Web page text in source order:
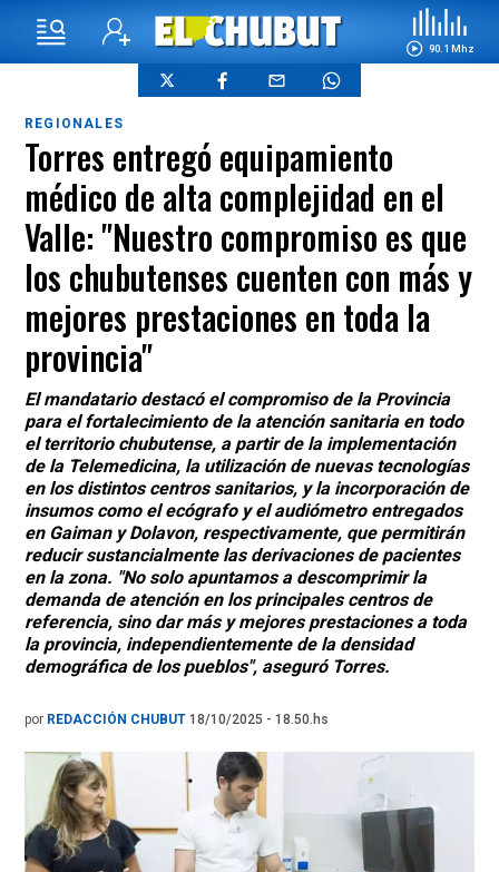
90.1 Mhz
REGIONALES
Torres entregó equipamiento
médico de alta complejidad en el
Valle: "Nuestro compromiso es que
los chubutenses cuenten con más y
mejores prestaciones en toda la
provincia"
El mandatario destacó el compromiso de la Provincia
para el fortalecimiento de la atención sanitaria en todo
el territorio chubutense, a partir de la implementación
de la Telemedicina, la utilización de nuevas tecnologías
en los distintos centros sanitarios, y la incorporación de
insumos como el ecógrafo y el audiómetro entregados
en Gaiman y Dolavon, respectivamente, que permitirán
reducir sustancialmente las derivaciones de pacientes
en la zona. "No solo apuntamos a descomprimir la
demanda de atención en los principales centros de
referencia, sino dar más y mejores prestaciones a toda
la provincia, independientemente de la densidad
demográfica de los pueblos", aseguró Torres.
por REDACCIÓN CHUBUT 18/10/2025 - 18.50.hs